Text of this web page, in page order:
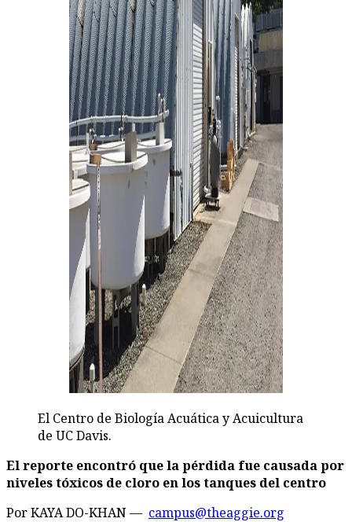
El Centro de Biología Acuática y Acuicultura
de UC Davis.
El reporte encontró que la pérdida fue causada por
niveles tóxicos de cloro en los tanques del centro
Por KAYA DO-KHAN — campus@theaggie.org